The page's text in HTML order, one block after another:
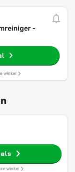
-
winkel
winkel